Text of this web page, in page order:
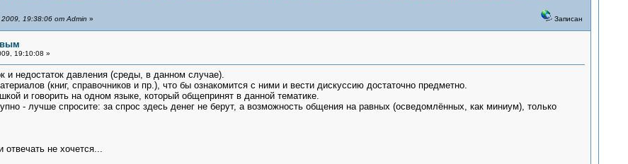
19:38:06 от Admin » Записан
19:10:08 »
и недостаток давления (среды, в данном случае).
(книг, справочников и пр.), что бы ознакомится с ними и вести дискуссию достаточно предметно.
и говорить на одном языке, который общепринят в данной тематике.
- лучше спросите: за спрос здесь денег не берут, а возможность общения на равных (осведомлённых, как миниум), только
отвечать не хочется...